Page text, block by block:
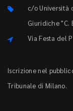
c/o Università
Giuridiche "C.
Via Festa del
Iscrizione nel
Tribunale di Milano.